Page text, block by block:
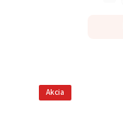
Akcia